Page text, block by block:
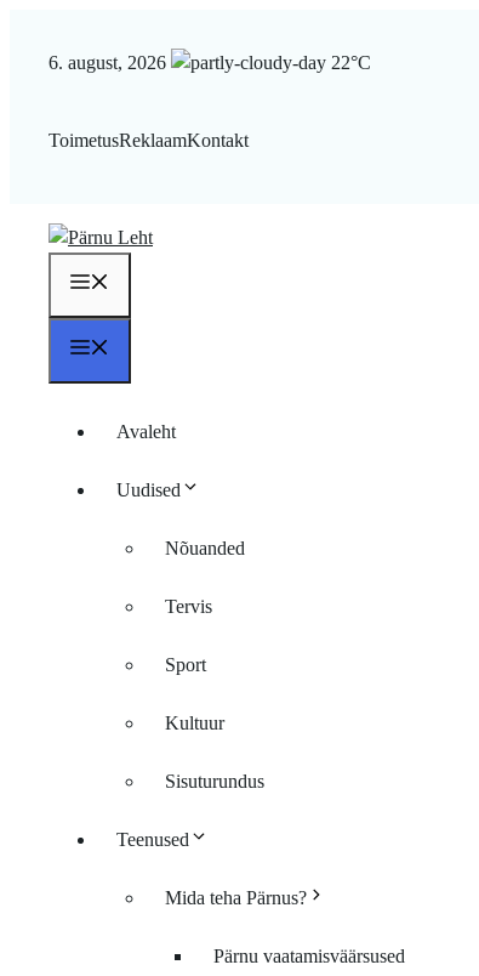
6. august, 2026 22°C
ToimetusReklaamKontakt
Avaleht
Uudised
Nõuanded
Tervis
Sport
Kultuur
Sisuturundus
Teenused
Mida teha Pärnus?
Pärnu vaatamisväärsused